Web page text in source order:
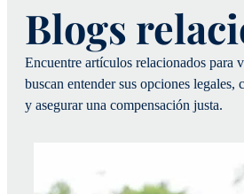
Blogs
Encuentre artículos relacionados para
buscan entender sus opciones legales,
y asegurar una compensación justa.